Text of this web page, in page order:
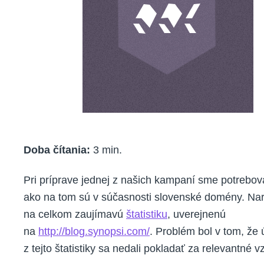
Doba čítania: 3 min.
Pri príprave jednej z našich kampaní sme
ako na tom sú v súčasnosti slovenské domény.
na celkom zaujímavú štatistiku, uverejnenú
na http://blog.synopsi.com/. Problém bol v tom, že
z tejto štatistiky sa nedali pokladať za relevantné